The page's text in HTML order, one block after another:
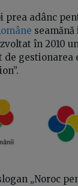
prea adânc
în 2010
de gestionarea
„Noroc